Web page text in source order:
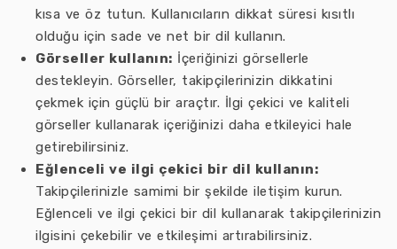
kısa ve öz tutun. Kullanıcıların dikkat süresi kısıtlı
olduğu için sade ve net bir dil kullanın.
Görseller kullanın: İçeriğinizi görsellerle
destekleyin. Görseller, takipçilerinizin dikkatini
çekmek için güçlü bir araçtır. İlgi çekici ve kaliteli
görseller kullanarak içeriğinizi daha etkileyici hale
getirebilirsiniz.
Eğlenceli ve ilgi çekici bir dil kullanın:
Takipçilerinizle samimi bir şekilde iletişim kurun.
Eğlenceli ve ilgi çekici bir dil kullanarak takipçilerinizin
ilgisini çekebilir ve etkileşimi artırabilirsiniz.